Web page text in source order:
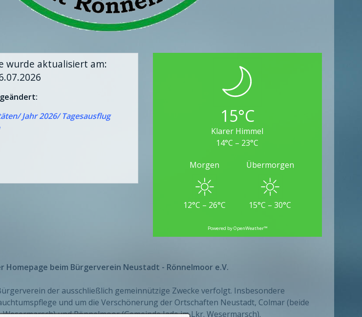
wurde aktualisiert am:
Jahr 2026/ Tagesausflug
15°C
Klarer Himmel
14°C – 23°C
Morgen
12°C – 26°C
Übermorgen
15°C – 30°C
Powered by OpenWeather™
Homepage beim Bürgerverein Neustadt - Rönnelmoor e.V.
der ausschließlich gemeinnützige Zwecke verfolgt. Insbesondere
und um die Verschönerung der Ortschaften Neustadt, Colmar (beide
und Rönnelmoor (Gemeinde Jade im Lkr. Wesermarsch).